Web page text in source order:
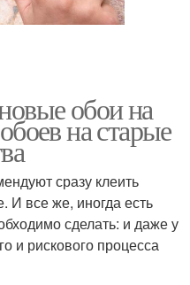
обои на
на старые
сразу клеить
И все же, иногда есть
сделать: и даже у
и рискового процесса